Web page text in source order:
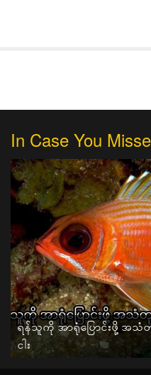
In Case You
ရန်သူကို အာရုံပြောင်းဖို့
ငါး